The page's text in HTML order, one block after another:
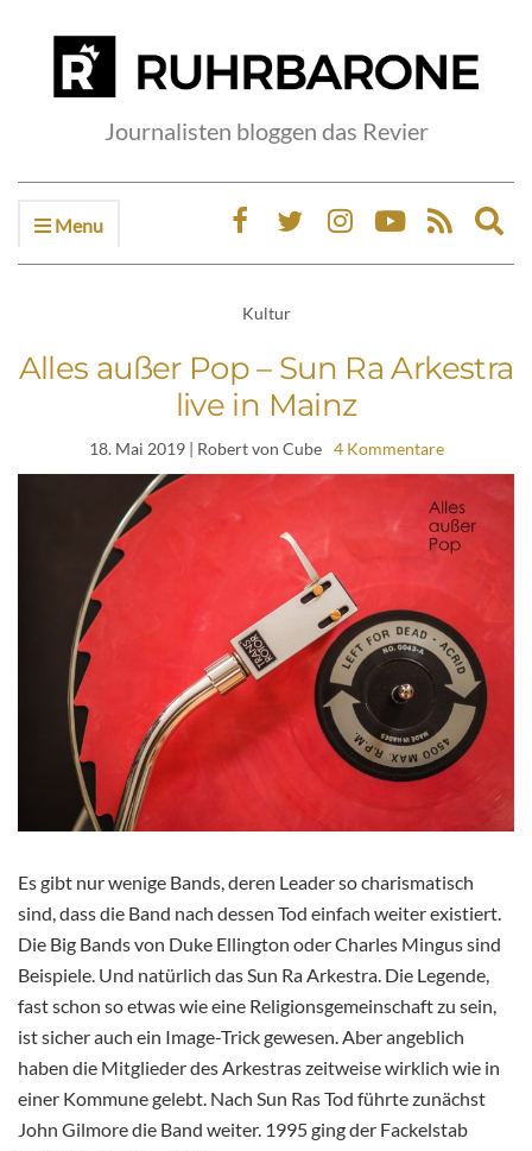
Journalisten bloggen das Revier
Menu
Kultur
Alles außer Pop – Sun Ra Arkestra
live in Mainz
18. Mai 2019| Robert von Cube 4 Kommentare
Es gibt nur wenige Bands, deren Leader so charismatisch
sind, dass die Band nach dessen Tod einfach weiter existiert.
Die Big Bands von Duke Ellington oder Charles Mingus sind
Beispiele. Und natürlich das Sun Ra Arkestra. Die Legende,
fast schon so etwas wie eine Religionsgemeinschaft zu sein,
ist sicher auch ein Image-Trick gewesen. Aber angeblich
haben die Mitglieder des Arkestras zeitweise wirklich wie in
einer Kommune gelebt. Nach Sun Ras Tod führte zunächst
John Gilmore die Band weiter. 1995 ging der Fackelstab